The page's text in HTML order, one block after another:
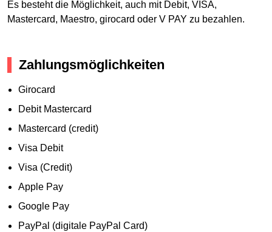
Es besteht die Möglichkeit, auch mit Debit, VISA,
Mastercard, Maestro, girocard oder V PAY zu bezahlen.
Zahlungsmöglichkeiten
Girocard
Debit Mastercard
Mastercard (credit)
Visa Debit
Visa (Credit)
Apple Pay
Google Pay
PayPal (digitale PayPal Card)